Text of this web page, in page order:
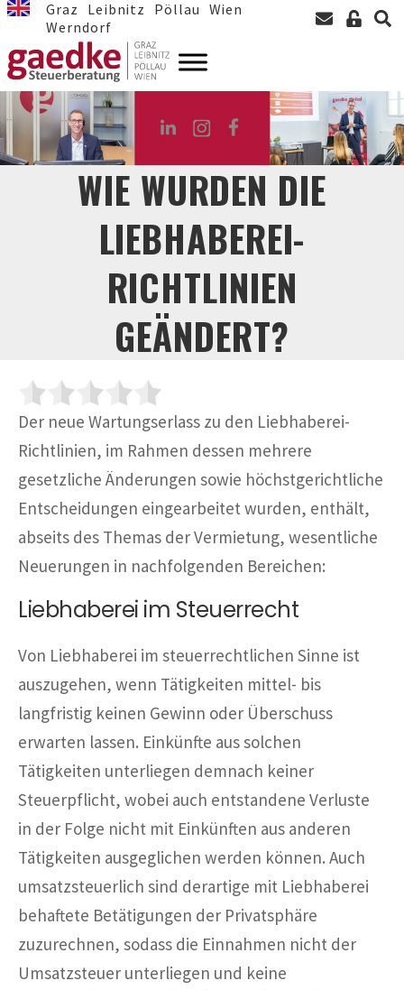
Graz Leibnitz Pöllau Wien
Werndorf
WIE WURDEN DIE
LIEBHABEREI-
RICHTLINIEN
GEÄNDERT?
Der neue Wartungserlass zu den Liebhaberei-
Richtlinien, im Rahmen dessen mehrere
gesetzliche Änderungen sowie höchstgerichtliche
Entscheidungen eingearbeitet wurden, enthält,
abseits des Themas der Vermietung, wesentliche
Neuerungen in nachfolgenden Bereichen:
Liebhaberei im Steuerrecht
Von Liebhaberei im steuerrechtlichen Sinne ist
auszugehen, wenn Tätigkeiten mittel- bis
langfristig keinen Gewinn oder Überschuss
erwarten lassen. Einkünfte aus solchen
Tätigkeiten unterliegen demnach keiner
Steuerpflicht, wobei auch entstandene Verluste
in der Folge nicht mit Einkünften aus anderen
Tätigkeiten ausgeglichen werden können. Auch
umsatzsteuerlich sind derartige mit Liebhaberei
behaftete Betätigungen der Privatsphäre
zuzurechnen, sodass die Einnahmen nicht der
Umsatzsteuer unterliegen und keine